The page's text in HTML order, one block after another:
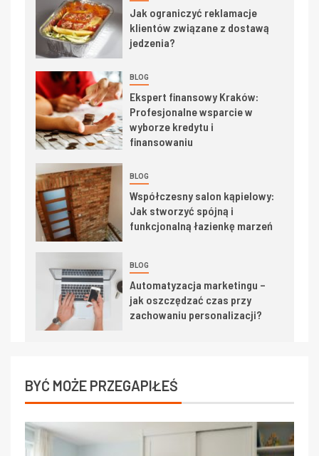
Jak ograniczyć reklamacje
klientów związane z dostawą
jedzenia?
BLOG
Ekspert finansowy Kraków:
Profesjonalne wsparcie w
wyborze kredytu i
finansowaniu
BLOG
Współczesny salon kąpielowy:
Jak stworzyć spójną i
funkcjonalną łazienkę marzeń
BLOG
Automatyzacja marketingu –
jak oszczędzać czas przy
zachowaniu personalizacji?
BYĆ MOŻE PRZEGAPIŁEŚ